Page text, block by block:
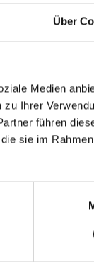
Über
Medien
Ihrer
führen
sie im